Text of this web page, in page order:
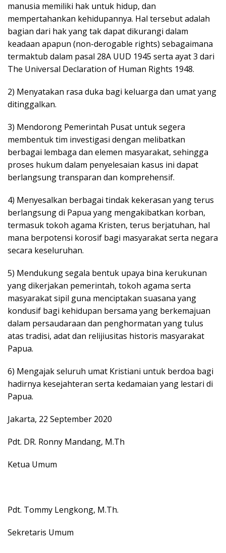
manusia memiliki hak untuk hidup, dan
mempertahankan kehidupannya. Hal tersebut adalah
bagian dari hak yang tak dapat dikurangi dalam
keadaan apapun (non-derogable rights) sebagaimana
termaktub dalam pasal 28A UUD 1945 serta ayat 3 dari
The Universal Declaration of Human Rights 1948.
2) Menyatakan rasa duka bagi keluarga dan umat yang
ditinggalkan.
3) Mendorong Pemerintah Pusat untuk segera
membentuk tim investigasi dengan melibatkan
berbagai lembaga dan elemen masyarakat, sehingga
proses hukum dalam penyelesaian kasus ini dapat
berlangsung transparan dan komprehensif.
4) Menyesalkan berbagai tindak kekerasan yang terus
berlangsung di Papua yang mengakibatkan korban,
termasuk tokoh agama Kristen, terus berjatuhan, hal
mana berpotensi korosif bagi masyarakat serta negara
secara keseluruhan.
5) Mendukung segala bentuk upaya bina kerukunan
yang dikerjakan pemerintah, tokoh agama serta
masyarakat sipil guna menciptakan suasana yang
kondusif bagi kehidupan bersama yang berkemajuan
dalam persaudaraan dan penghormatan yang tulus
atas tradisi, adat dan relijiusitas historis masyarakat
Papua.
6) Mengajak seluruh umat Kristiani untuk berdoa bagi
hadirnya kesejahteran serta kedamaian yang lestari di
Papua.
Jakarta, 22 September 2020
Pdt. DR. Ronny Mandang, M.Th
Ketua Umum
Pdt. Tommy Lengkong, M.Th.
Sekretaris Umum